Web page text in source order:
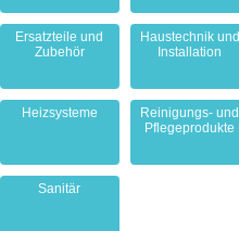
Ersatzteile und
Zubehör
Haustechnik und
Installation
Heizsysteme
Reinigungs- und
Pflegeprodukte
Sanitär